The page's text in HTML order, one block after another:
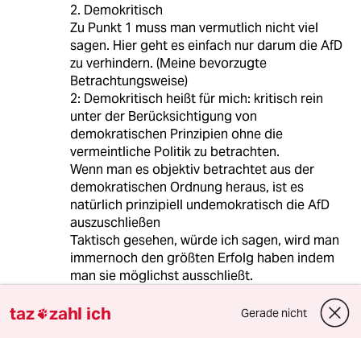
2. Demokritisch
Zu Punkt 1 muss man vermutlich nicht viel
sagen. Hier geht es einfach nur darum die AfD
zu verhindern. (Meine bevorzugte
Betrachtungsweise)
2: Demokritisch heißt für mich: kritisch rein
unter der Berücksichtigung von
demokratischen Prinzipien ohne die
vermeintliche Politik zu betrachten.
Wenn man es objektiv betrachtet aus der
demokratischen Ordnung heraus, ist es
natürlich prinzipiell undemokratisch die AfD
auszuschließen
Taktisch gesehen, würde ich sagen, wird man
immernoch den größten Erfolg haben indem
man sie möglichst ausschließt.
taz zahl ich Gerade nicht